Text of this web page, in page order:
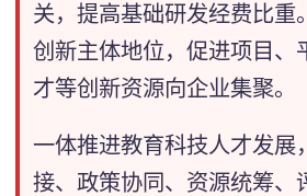
关，提高基础研发经费比重
创新主体地位，促进项目、
才等创新资源向企业集聚。
一体推进教育科技人才发展
接、政策协同、资源统筹、